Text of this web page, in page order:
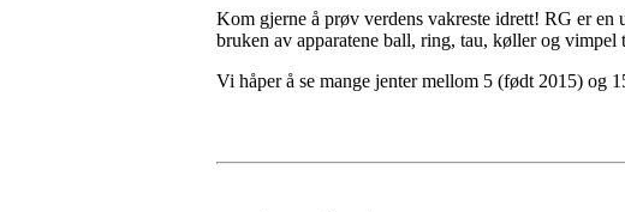
Kom gjerne å prøv verdens vakreste idrett! RG er
bruken av apparatene ball, ring, tau, køller og vimpel
Vi håper å se mange jenter mellom 5 (født 2015) og